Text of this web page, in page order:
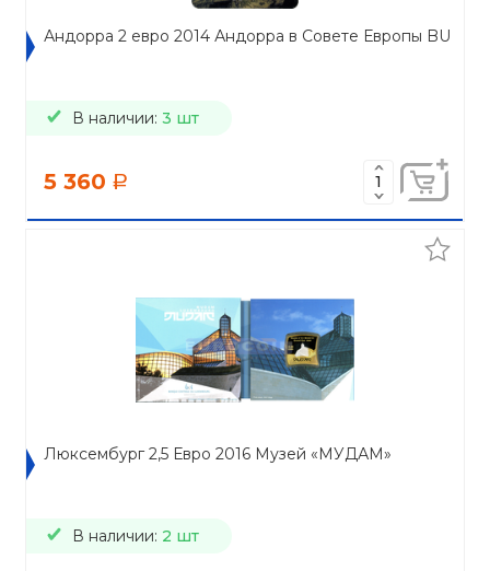
Андорра 2 евро 2014 Андорра в Совете Европы BU
В наличии: 3 шт
5 360 a
Люксембург 2,5 Евро 2016 Музей «МУДАМ»
В наличии: 2 шт